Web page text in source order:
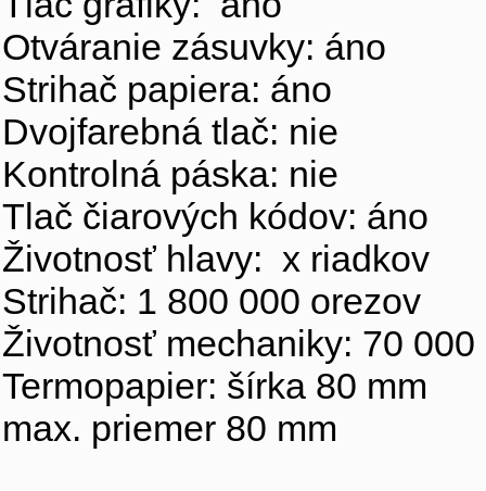
Otváranie zásuvky: áno
Strihač papiera: áno
Dvojfarebná tlač: nie
Kontrolná páska: nie
Tlač čiarových kódov: áno
Životnosť hlavy: x riadkov
Strihač: 1 800 000 orezov
Životnosť mechaniky: 70
Termopapier: šírka 80 mm
max. priemer 80 mm